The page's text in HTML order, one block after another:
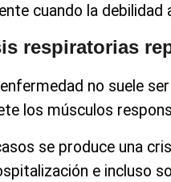
cuando la
respiratorias
no suele
los músculos
se produce una
e incluso